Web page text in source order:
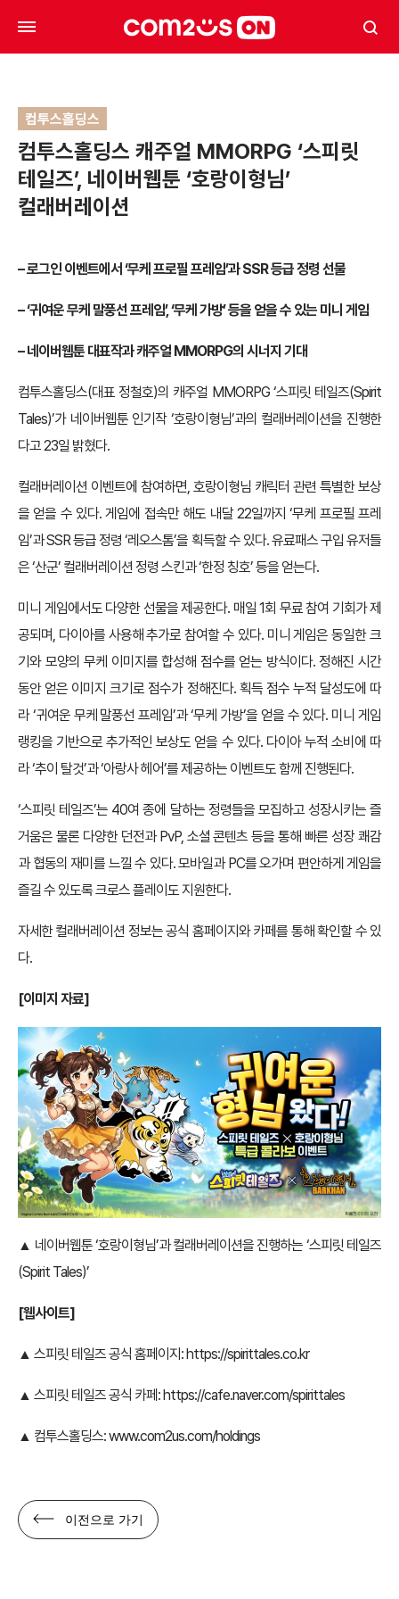
컴투스홀딩스
컴투스홀딩스 캐주얼 MMORPG ‘스피릿
테일즈’, 네이버웹툰 ‘호랑이형님’
컬래버레이션
– 로그인 이벤트에서 ‘무케 프로필 프레임’과 SSR 등급 정령 선물
– ‘귀여운 무케 말풍선 프레임’, ‘무케 가방’ 등을 얻을 수 있는 미니 게임
– 네이버웹툰 대표작과 캐주얼 MMORPG의 시너지 기대
컴투스홀딩스(대표 정철호)의 캐주얼 MMORPG ‘스피릿 테일즈(Spirit
Tales)’가 네이버웹툰 인기작 ‘호랑이형님’과의 컬래버레이션을 진행한
다고 23일 밝혔다.
컬래버레이션 이벤트에 참여하면, 호랑이형님 캐릭터 관련 특별한 보상
을 얻을 수 있다. 게임에 접속만 해도 내달 22일까지 ‘무케 프로필 프레
임’과 SSR 등급 정령 ‘레오스톰’을 획득할 수 있다. 유료패스 구입 유저들
은 ‘산군’ 컬래버레이션 정령 스킨과 ‘한정 칭호’ 등을 얻는다.
미니 게임에서도 다양한 선물을 제공한다. 매일 1회 무료 참여 기회가 제
공되며, 다이아를 사용해 추가로 참여할 수 있다. 미니 게임은 동일한 크
기와 모양의 무케 이미지를 합성해 점수를 얻는 방식이다. 정해진 시간
동안 얻은 이미지 크기로 점수가 정해진다. 획득 점수 누적 달성도에 따
라 ‘귀여운 무케 말풍선 프레임’과 ‘무케 가방’을 얻을 수 있다. 미니 게임
랭킹을 기반으로 추가적인 보상도 얻을 수 있다. 다이아 누적 소비에 따
라 ‘추이 탈것’과 ‘아랑사 헤어’를 제공하는 이벤트도 함께 진행된다.
‘스피릿 테일즈’는 40여 종에 달하는 정령들을 모집하고 성장시키는 즐
거움은 물론 다양한 던전과 PvP, 소셜 콘텐츠 등을 통해 빠른 성장 쾌감
과 협동의 재미를 느낄 수 있다. 모바일과 PC를 오가며 편안하게 게임을
즐길 수 있도록 크로스 플레이도 지원한다.
자세한 컬래버레이션 정보는 공식 홈페이지와 카페를 통해 확인할 수 있
다.
[이미지 자료]
▲ 네이버웹툰 ‘호랑이형님’과 컬래버레이션을 진행하는 ‘스피릿 테일즈
(Spirit Tales)’
[웹사이트]
▲ 스피릿 테일즈 공식 홈페이지:https://spirittales.co.kr
▲ 스피릿 테일즈 공식 카페:https://cafe.naver.com/spirittales
▲ 컴투스홀딩스:www.com2us.com/holdings
이전으로 가기